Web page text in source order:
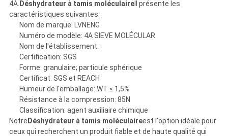
4A. Déshydrateur à tamis moléculaireIl présente les
caractéristiques suivantes:
Nom de marque: LVNENG
Numéro de modèle: 4A SIEVE MOLÉCULAR
Nom de l'établissement:
Certification: SGS
Forme: granulaire; particule sphérique
Certificat: SGS et REACH
Humeur de l'emballage: WT ≤ 1,5%
Résistance à la compression: 85N
Classification: agent auxiliaire chimique
Notre Déshydrateur à tamis moléculaireest l'option idéale pour
ceux qui recherchent un produit fiable et de haute qualité qui